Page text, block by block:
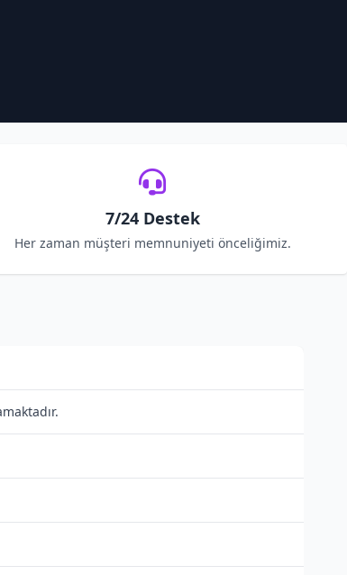
7/24 Destek
Her zaman müşteri memnuniyeti önceliğimiz.